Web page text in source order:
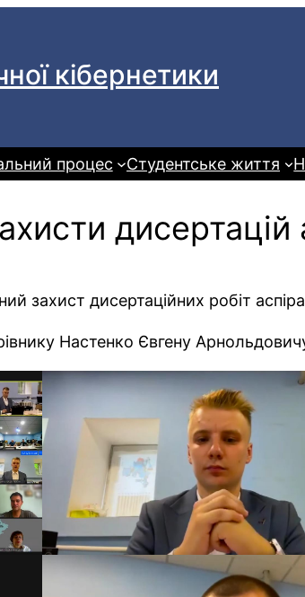
кібернетики
процес Студентське життя
захист дисертаційних робіт
Настенко Євгену